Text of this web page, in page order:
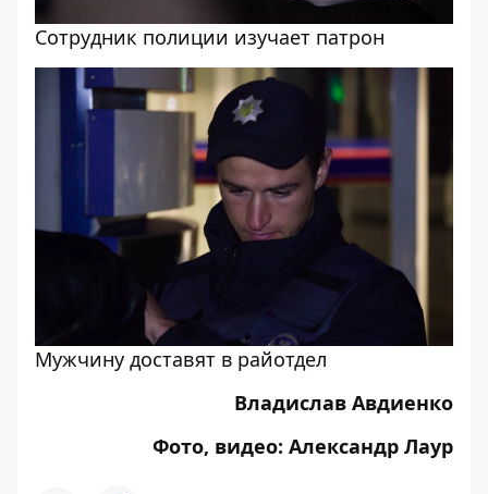
Сотрудник полиции изучает патрон
Мужчину доставят в райотдел
Владислав Авдиенко
Фото, видео: Александр Лаур